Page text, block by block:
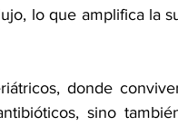
lo que amplifica la
donde
sino